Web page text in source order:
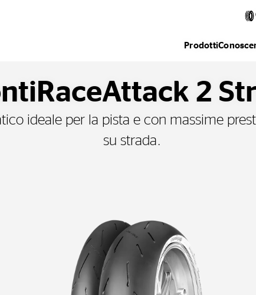
Prodotti
2
ideale per la pista e con massime
su strada.